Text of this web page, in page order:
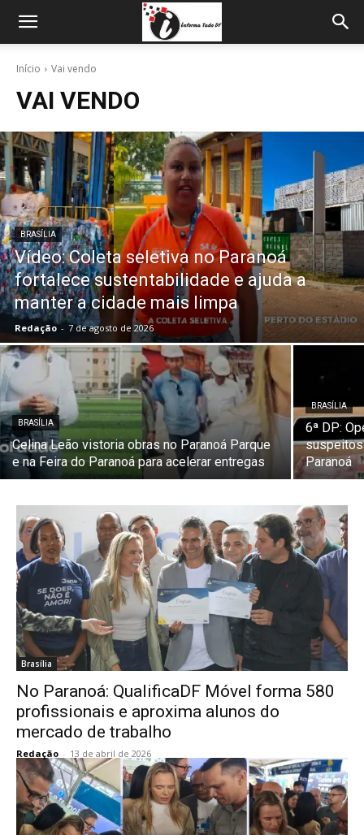
Início Vai vendo
VAI VENDO
BRASÍLIA
Vídeo: Coleta seletiva no Paranoá
fortalece sustentabilidade e ajuda a
manter a cidade mais limpa
Redação - 7 de agosto de 2026
BRASÍLIA
Celina Leão vistoria obras no Paranoá Parque
e na Feira do Paranoá para acelerar entregas
BRASÍLIA
6ª DP:
Paranoá
Brasília
No Paranoá: QualificaDF Móvel forma 580
profissionais e aproxima alunos do
mercado de trabalho
Redação - 13 de abril de 2026